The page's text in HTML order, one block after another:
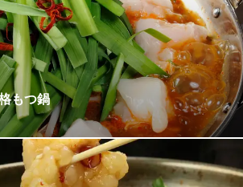
がたまりません。新鮮でプリプリなもつが
たえバッチリ◎新たに明太子味もご用意さ
す。
や。ニューハカタスタイル 豊田駅前店
酒屋
徒歩2分
G SEVENS豊田5F
もつ鍋
場にビール片手にもつ鍋を食べるのも◎！
鶏ガラを6時間煮込んで作るスープをベース